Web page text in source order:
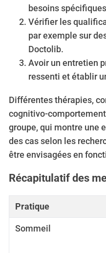
besoins
Vérifier les
par exemple sur
Doctolib.
Avoir un entretien
ressenti et établir
Différentes thérapies,
cognitivo-
groupe, qui montre une
des cas selon les
être envisagées en
Récapitulatif des
Pratique
Sommeil